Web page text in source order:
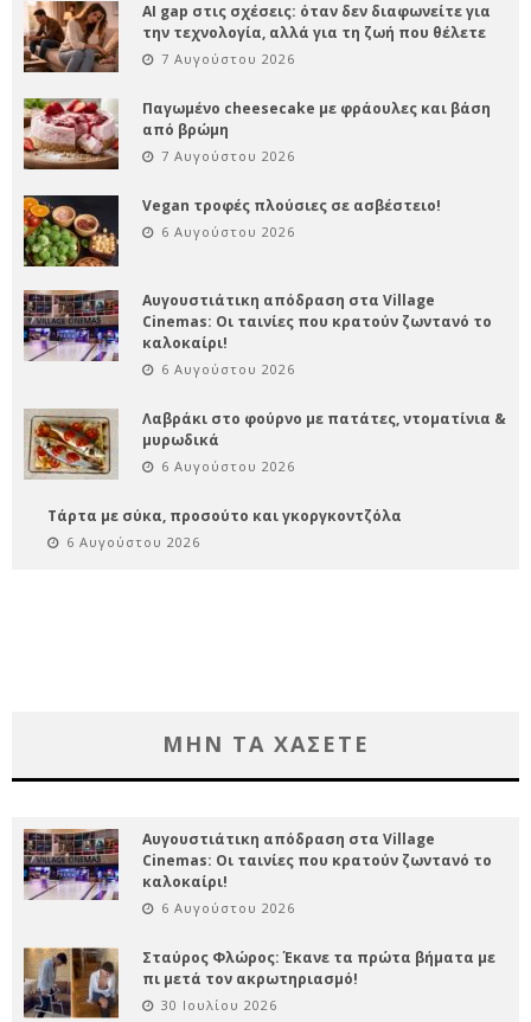
AI gap στις σχέσεις: όταν δεν διαφωνείτε για
την τεχνολογία, αλλά για τη ζωή που θέλετε
7 Αυγούστου 2026
Παγωμένο cheesecake με φράουλες και βάση
από βρώμη
7 Αυγούστου 2026
Vegan τροφές πλούσιες σε ασβέστειο!
6 Αυγούστου 2026
Αυγουστιάτικη απόδραση στα Village
Cinemas: Οι ταινίες που κρατούν ζωντανό το
καλοκαίρι!
6 Αυγούστου 2026
Λαβράκι στο φούρνο με πατάτες, ντοματίνια &
μυρωδικά
6 Αυγούστου 2026
Τάρτα με σύκα, προσούτο και γκοργκοντζόλα
6 Αυγούστου 2026
ΜΗΝ ΤΑ ΧΑΣΕΤΕ
Αυγουστιάτικη απόδραση στα Village
Cinemas: Οι ταινίες που κρατούν ζωντανό το
καλοκαίρι!
6 Αυγούστου 2026
Σταύρος Φλώρος: Έκανε τα πρώτα βήματα με
πι μετά τον ακρωτηριασμό!
30 Ιουλίου 2026